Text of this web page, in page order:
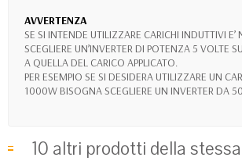
AVVERTENZA
SE SI INTENDE UTILIZZARE CARICHI INDUTTIVI E’
SCEGLIERE UN’INVERTER DI POTENZA 5 VOLTE
A QUELLA DEL CARICO APPLICATO.
PER ESEMPIO SE SI DESIDERA UTILIZZARE UN
1000W BISOGNA SCEGLIERE UN INVERTER DA
10 altri prodotti della